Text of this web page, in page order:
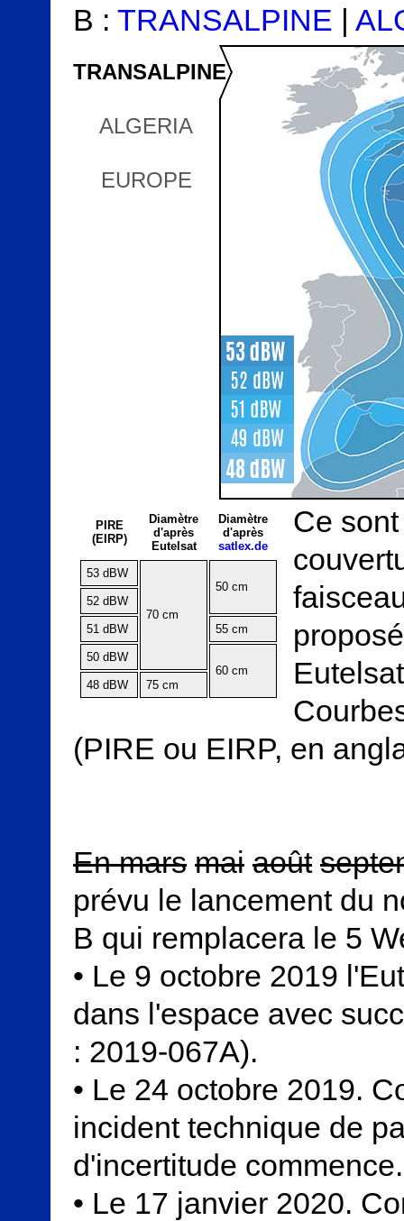
B : TRANSALPINE |
TRANSALPINE
ALGERIA
EUROPE
PIRE
(EIRP)
Diamètre
d'après
Eutelsat
Diamètre
d'après
satlex.de
53 dBW
70 cm
50 cm
52 dBW
51 dBW 55 cm
50 dBW
60 cm
48 dBW
75 cm
Ce
(PIRE ou EIRP, en
En mars mai août
prévu le lancement du
B qui remplacera le 5
• Le 9 octobre 2019
dans l'espace avec
: 2019-067A).
• Le 24 octobre 2019.
incident technique de
d'incertitude commence.
• Le 17 janvier 2020.